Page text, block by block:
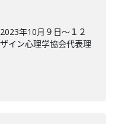
年10月９日〜１２
イン心理学協会代表理